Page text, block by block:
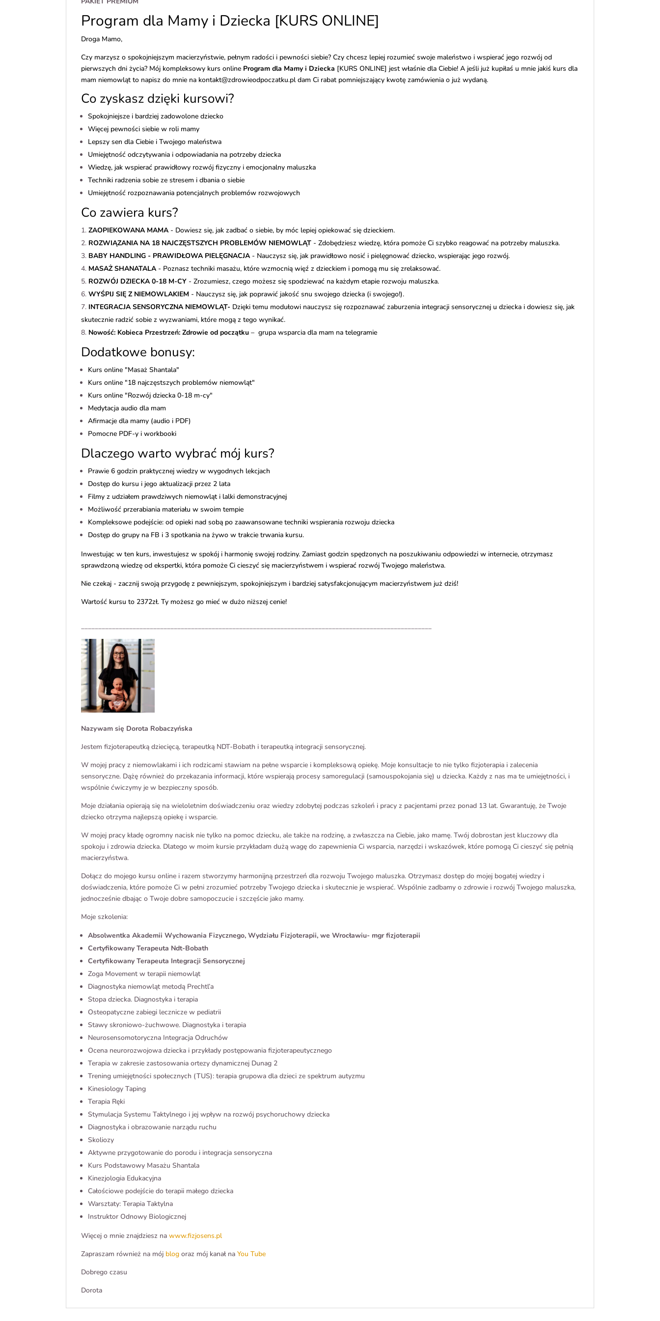
Program dla Mamy i Dziecka [KURS ONLINE]
Droga Mamo,
Czy marzysz o spokojniejszym macierzyństwie, pełnym radości i pewności siebie? Czy chcesz lepiej rozumieć swoje maleństwo i wspierać jego rozwój od
pierwszych dni życia? Mój kompleksowy kurs online Program dla Mamy i Dziecka [KURS ONLINE] jest właśnie dla Ciebie! A jeśli już kupiłaś u mnie jakiś kurs dla
mam niemowląt to napisz do mnie na kontakt@zdrowieodpoczatku.pl dam Ci rabat pomniejszający kwotę zamówienia o już wydaną.
Co zyskasz dzięki kursowi?
Spokojniejsze i bardziej zadowolone dziecko
Więcej pewności siebie w roli mamy
Lepszy sen dla Ciebie i Twojego maleństwa
Umiejętność odczytywania i odpowiadania na potrzeby dziecka
Wiedzę, jak wspierać prawidłowy rozwój fizyczny i emocjonalny maluszka
Techniki radzenia sobie ze stresem i dbania o siebie
Umiejętność rozpoznawania potencjalnych problemów rozwojowych
Co zawiera kurs?
ZAOPIEKOWANA MAMA - Dowiesz się, jak zadbać o siebie, by móc lepiej opiekować się dzieckiem.
ROZWIĄZANIA NA 18 NAJCZĘSTSZYCH PROBLEMÓW NIEMOWLĄT - Zdobędziesz wiedzę, która pomoże Ci szybko reagować na potrzeby maluszka.
BABY HANDLING - PRAWIDŁOWA PIELĘGNACJA - Nauczysz się, jak prawidłowo nosić i pielęgnować dziecko, wspierając jego rozwój.
MASAŻ SHANATALA - Poznasz techniki masażu, które wzmocnią więź z dzieckiem i pomogą mu się zrelaksować.
ROZWÓJ DZIECKA 0-18 M-CY - Zrozumiesz, czego możesz się spodziewać na każdym etapie rozwoju maluszka.
WYŚPIJ SIĘ Z NIEMOWLAKIEM - Nauczysz się, jak poprawić jakość snu swojego dziecka (i swojego!).
INTEGRACJA SENSORYCZNA NIEMOWLĄT- Dzięki temu modułowi nauczysz się rozpoznawać zaburzenia integracji sensorycznej u dziecka i dowiesz się, jak
skutecznie radzić sobie z wyzwaniami, które mogą z tego wynikać.
Nowość: Kobieca Przestrzeń: Zdrowie od początku – grupa wsparcia dla mam na telegramie
Dodatkowe bonusy:
Kurs online "Masaż Shantala"
Kurs online "18 najczęstszych problemów niemowląt"
Kurs online "Rozwój dziecka 0-18 m-cy"
Medytacja audio dla mam
Afirmacje dla mamy (audio i PDF)
Pomocne PDF-y i workbooki
Dlaczego warto wybrać mój kurs?
Prawie 6 godzin praktycznej wiedzy w wygodnych lekcjach
Dostęp do kursu i jego aktualizacji przez 2 lata
Filmy z udziałem prawdziwych niemowląt i lalki demonstracyjnej
Możliwość przerabiania materiału w swoim tempie
Kompleksowe podejście: od opieki nad sobą po zaawansowane techniki wspierania rozwoju dziecka
Dostęp do grupy na FB i 3 spotkania na żywo w trakcie trwania kursu.
Inwestując w ten kurs, inwestujesz w spokój i harmonię swojej rodziny. Zamiast godzin spędzonych na poszukiwaniu odpowiedzi w internecie, otrzymasz
sprawdzoną wiedzę od ekspertki, która pomoże Ci cieszyć się macierzyństwem i wspierać rozwój Twojego maleństwa.
Nie czekaj - zacznij swoją przygodę z pewniejszym, spokojniejszym i bardziej satysfakcjonującym macierzyństwem już dziś!
Wartość kursu to 2372zł. Ty możesz go mieć w dużo niższej cenie!
______________________________________________________________________________________________________
Nazywam się Dorota Robaczyńska
Jestem fizjoterapeutką dziecięcą, terapeutką NDT-Bobath i terapeutką integracji sensorycznej.
W mojej pracy z niemowlakami i ich rodzicami stawiam na pełne wsparcie i kompleksową opiekę. Moje konsultacje to nie tylko fizjoterapia i zalecenia
sensoryczne. Dążę również do przekazania informacji, które wspierają procesy samoregulacji (samouspokojania się) u dziecka. Każdy z nas ma te umiejętności, i
wspólnie ćwiczymy je w bezpieczny sposób.
Moje działania opierają się na wieloletnim doświadczeniu oraz wiedzy zdobytej podczas szkoleń i pracy z pacjentami przez ponad 13 lat. Gwarantuję, że Twoje
dziecko otrzyma najlepszą opiekę i wsparcie.
W mojej pracy kładę ogromny nacisk nie tylko na pomoc dziecku, ale także na rodzinę, a zwłaszcza na Ciebie, jako mamę. Twój dobrostan jest kluczowy dla
spokoju i zdrowia dziecka. Dlatego w moim kursie przykładam dużą wagę do zapewnienia Ci wsparcia, narzędzi i wskazówek, które pomogą Ci cieszyć się pełnią
macierzyństwa.
Dołącz do mojego kursu online i razem stworzymy harmonijną przestrzeń dla rozwoju Twojego maluszka. Otrzymasz dostęp do mojej bogatej wiedzy i
doświadczenia, które pomoże Ci w pełni zrozumieć potrzeby Twojego dziecka i skutecznie je wspierać. Wspólnie zadbamy o zdrowie i rozwój Twojego maluszka,
jednocześnie dbając o Twoje dobre samopoczucie i szczęście jako mamy.
Moje szkolenia:
Absolwentka Akademii Wychowania Fizycznego, Wydziału Fizjoterapii, we Wrocławiu- mgr fizjoterapii
Certyfikowany Terapeuta Ndt-Bobath
Certyfikowany Terapeuta Integracji Sensorycznej
Zoga Movement w terapii niemowląt
Diagnostyka niemowląt metodą Prechtl’a
Stopa dziecka. Diagnostyka i terapia
Osteopatyczne zabiegi lecznicze w pediatrii
Stawy skroniowo-żuchwowe. Diagnostyka i terapia
Neurosensomotoryczna Integracja Odruchów
Ocena neurorozwojowa dziecka i przykłady postępowania fizjoterapeutycznego
Terapia w zakresie zastosowania ortezy dynamicznej Dunag 2
Trening umiejętności społecznych (TUS): terapia grupowa dla dzieci ze spektrum autyzmu
Kinesiology Taping
Terapia Ręki
Stymulacja Systemu Taktylnego i jej wpływ na rozwój psychoruchowy dziecka
Diagnostyka i obrazowanie narządu ruchu
Skoliozy
Aktywne przygotowanie do porodu i integracja sensoryczna
Kurs Podstawowy Masażu Shantala
Kinezjologia Edukacyjna
Całościowe podejście do terapii małego dziecka
Warsztaty: Terapia Taktylna
Instruktor Odnowy Biologicznej
Więcej o mnie znajdziesz nawww.fizjosens.pl
Zapraszam również na mój blog oraz mój kanał naYou Tube
Dobrego czasu
Dorota